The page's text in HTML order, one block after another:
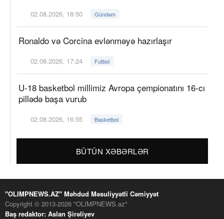
02.08.2026, 18:50 Gündəm
Ronaldo və Corcina evlənməyə hazırlaşır
02.08.2026, 17:24 Futbol
U-18 basketbol millimiz Avropa çempionatını 16-cı
pillədə başa vurub
02.08.2026, 16:55 Basketbol
BÜTÜN XƏBƏRLƏR
"OLIMPNEWS.AZ" Məhdud Məsuliyyətli Cəmiyyət
Copyright © 2013-2026 "OLIMPNEWS.az"
Baş redaktor: Aslan Şirəliyev